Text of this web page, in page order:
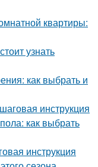
квартиры:
узнать
как выбрать и
инструкция
как выбрать
инструкция